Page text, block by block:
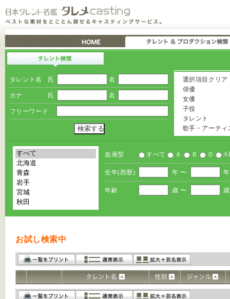
タレント名 氏 名
カナ 氏 名
フリーワード
選択項目クリア
俳優
女優
子役
タレント
歌手・アーティ
血液型 すべて Ａ Ｂ Ｏ
生年(西暦) 年 〜
年齢 歳 〜 歳
お試し検索中